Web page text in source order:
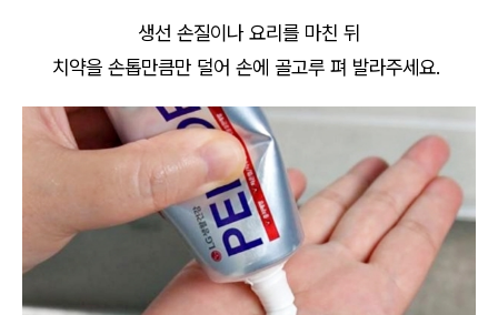
생선 손질이나 요리를 마친 뒤
치약을 손톱만큼만 덜어 손에 골고루 펴 발라주세요.